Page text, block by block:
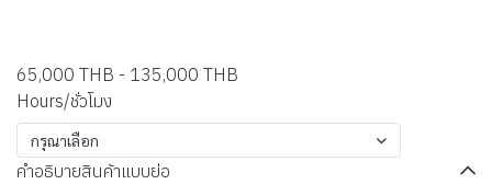
65,000 THB - 135,000 THB
Hours/ชั่วโมง
กรุณาเลือก
คำอธิบายสินค้าแบบย่อ